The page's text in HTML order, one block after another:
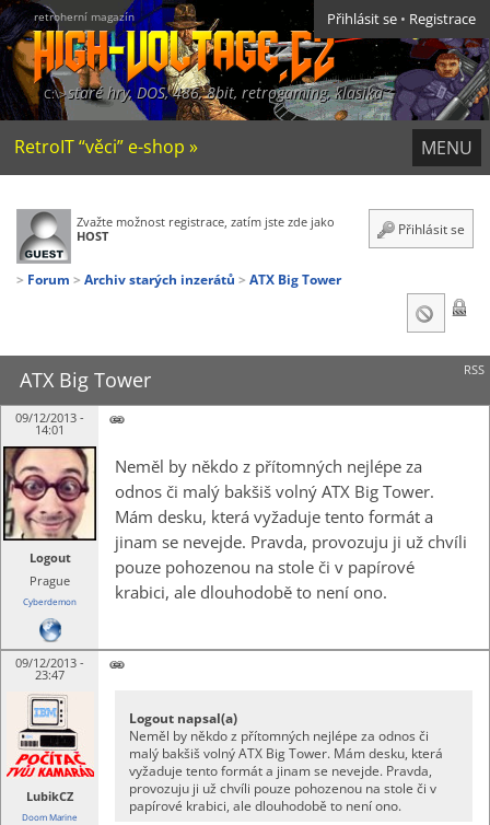
retroherní magazín
staré hry, DOS, 486, 8bit, retrogaming, klasika
Přihlásit se • Registrace
MENU
RetroIT “věci” e-shop »
Zvažte možnost registrace, zatím jste zde jako
HOST
Přihlásit se
Forum Archiv starých inzerátů ATX Big Tower
RSS
ATX Big Tower
09/12/2013 -
14:01
Logout
Prague
Cyberdemon
Neměl by někdo z přítomných nejlépe za
odnos či malý bakšiš volný ATX Big Tower.
Mám desku, která vyžaduje tento formát a
jinam se nevejde. Pravda, provozuju ji už chvíli
pouze pohozenou na stole či v papírové
krabici, ale dlouhodobě to není ono.
09/12/2013 -
23:47
LubikCZ
Doom Marine
Logout napsal(a)
Neměl by někdo z přítomných nejlépe za odnos či
malý bakšiš volný ATX Big Tower. Mám desku, která
vyžaduje tento formát a jinam se nevejde. Pravda,
provozuju ji už chvíli pouze pohozenou na stole či v
papírové krabici, ale dlouhodobě to není ono.